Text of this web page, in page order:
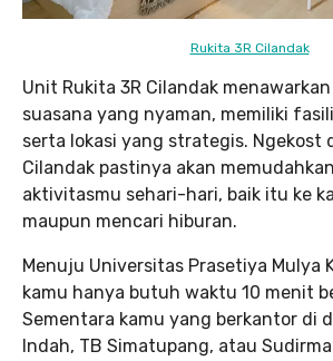
Rukita 3R Cilandak
Unit Rukita 3R Cilandak
suasana yang nyaman, memiliki
serta lokasi yang strategis. Ngekost
Cilandak pastinya akan
aktivitasmu sehari-hari, baik itu ke
maupun mencari hiburan.
Menuju Universitas Prasetiya Mulya
kamu hanya butuh waktu 10 menit
Sementara kamu yang berkantor di
Indah, TB Simatupang, atau